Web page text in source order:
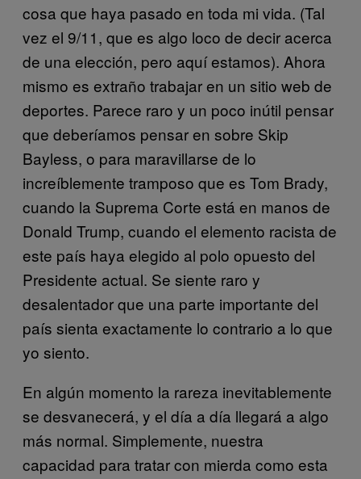
cosa que haya pasado en toda mi vida. (Tal
vez el 9/11, que es algo loco de decir acerca
de una elección, pero aquí estamos). Ahora
mismo es extraño trabajar en un sitio web de
deportes. Parece raro y un poco inútil pensar
que deberíamos pensar en sobre Skip
Bayless, o para maravillarse de lo
increíblemente tramposo que es Tom Brady,
cuando la Suprema Corte está en manos de
Donald Trump, cuando el elemento racista de
este país haya elegido al polo opuesto del
Presidente actual. Se siente raro y
desalentador que una parte importante del
país sienta exactamente lo contrario a lo que
yo siento.
En algún momento la rareza inevitablemente
se desvanecerá, y el día a día llegará a algo
más normal. Simplemente, nuestra
capacidad para tratar con mierda como esta